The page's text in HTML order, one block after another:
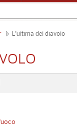
L'ultima del diavolo